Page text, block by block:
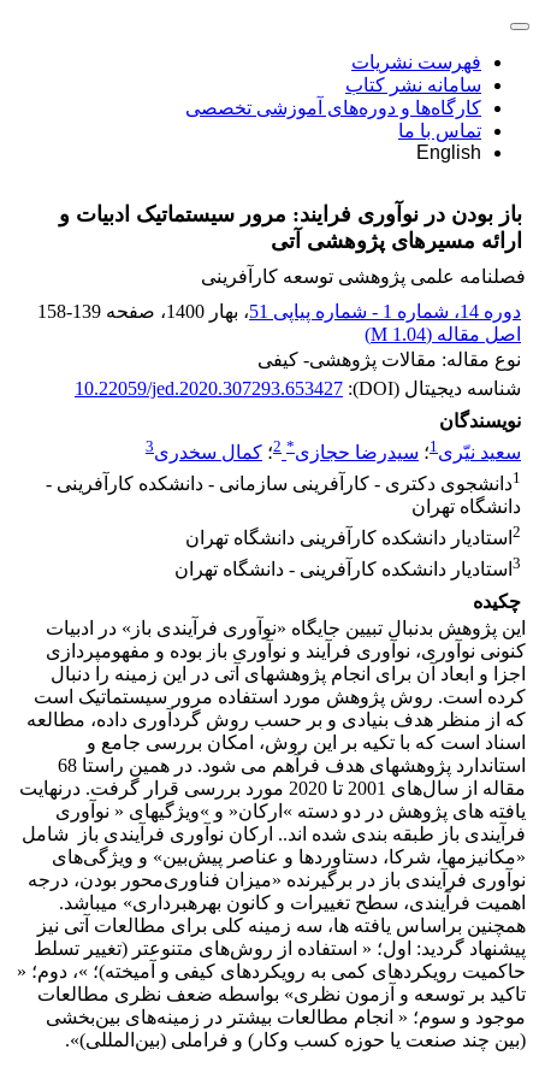
فهرست نشریات
سامانه نشر کتاب
کارگاه‌ها و دوره‌های آموزشی تخصصی
تماس با ما
English
باز بودن در نوآوری فرایند: مرور سیستماتیک ادبیات و
ارائه مسیرهای پژوهشی آتی
فصلنامه علمی پژوهشی توسعه کارآفرینی
دوره 14، شماره 1 - شماره پیاپی 51
، بهار 1400 ، صفحه 158-139
اصل مقاله (1.04 M
)
نوع مقاله: مقالات پژوهشی- کیفی
شناسه دیجیتال (DOI):
10.22059/jed.2020.307293.653427
نویسندگان
سعید نیّری1؛ سیدرضا حجازی*
2؛ کمال سخدری3
1دانشجوی دکتری - کارآفرینی سازمانی - دانشکده کارآفرینی -
دانشگاه تهران
2 استادیار دانشکده کارآفرینی دانشگاه تهران
3 استادیار دانشکده کارآفرینی - دانشگاه تهران
چکیده
این پژوهش بدنبال تبیین جایگاه «نوآوری فرآیندی باز» در ادبیات
کنونی نوآوری، نوآوری فرآیند و نوآوری باز بوده و مفهوم­پردازی
اجزا و ابعاد آن برای انجام پژوهش­های آتی در این زمینه را دنبال
کرده است. روش پژوهش مورد استفاده مرور سیستماتیک است
که از منظر هدف بنیادی و بر حسب روش گردآوری داده، مطالعه
اسناد است که با تکیه بر این روش، امکان بررسی جامع و
استاندارد پژوهشهای هدف فرآهم می شود. در همین راستا 68
مقاله از سال‌های 2001 تا 2020 مورد بررسی قرار گرفت. درنهایت
یافته های پژوهش در دو دسته »ارکان« و »ویژگیهای « نوآوری
فرآیندی باز طبقه بندی شده اند.. ارکان نوآوری فرآیندی باز شامل
«مکانیزم­ها، شرکا، دستاوردها و عناصر پیش‌بین» و ویژگی‌های
نوآوری فرآیندی باز در برگیرنده «میزان فناوری‌محور بودن، درجه
اهمیت فرآیندی، سطح تغییرات و کانون بهره­برداری» می­باشد.
همچنین براساس یافته ها، سه زمینه کلی برای مطالعات آتی نیز
پیشنهاد گردید: اول؛ « استفاده از روش‌های متنوع­تر (تغییر تسلط
حاکمیت رویکردهای کمی به رویکردهای کیفی و آمیخته)؛ »، دوم؛ «
تاکید بر توسعه و آزمون نظری» بواسطه ضعف نظری مطالعات
موجود و سوم؛ « انجام مطالعات بیشتر در زمینه‌های بین‌بخشی
(بین چند صنعت یا حوزه کسب وکار) و فراملی (بین‌المللی)».